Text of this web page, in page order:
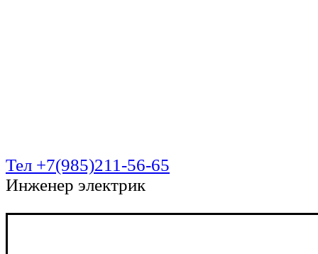
Тел +7(985)211-56-65
Инженер электрик